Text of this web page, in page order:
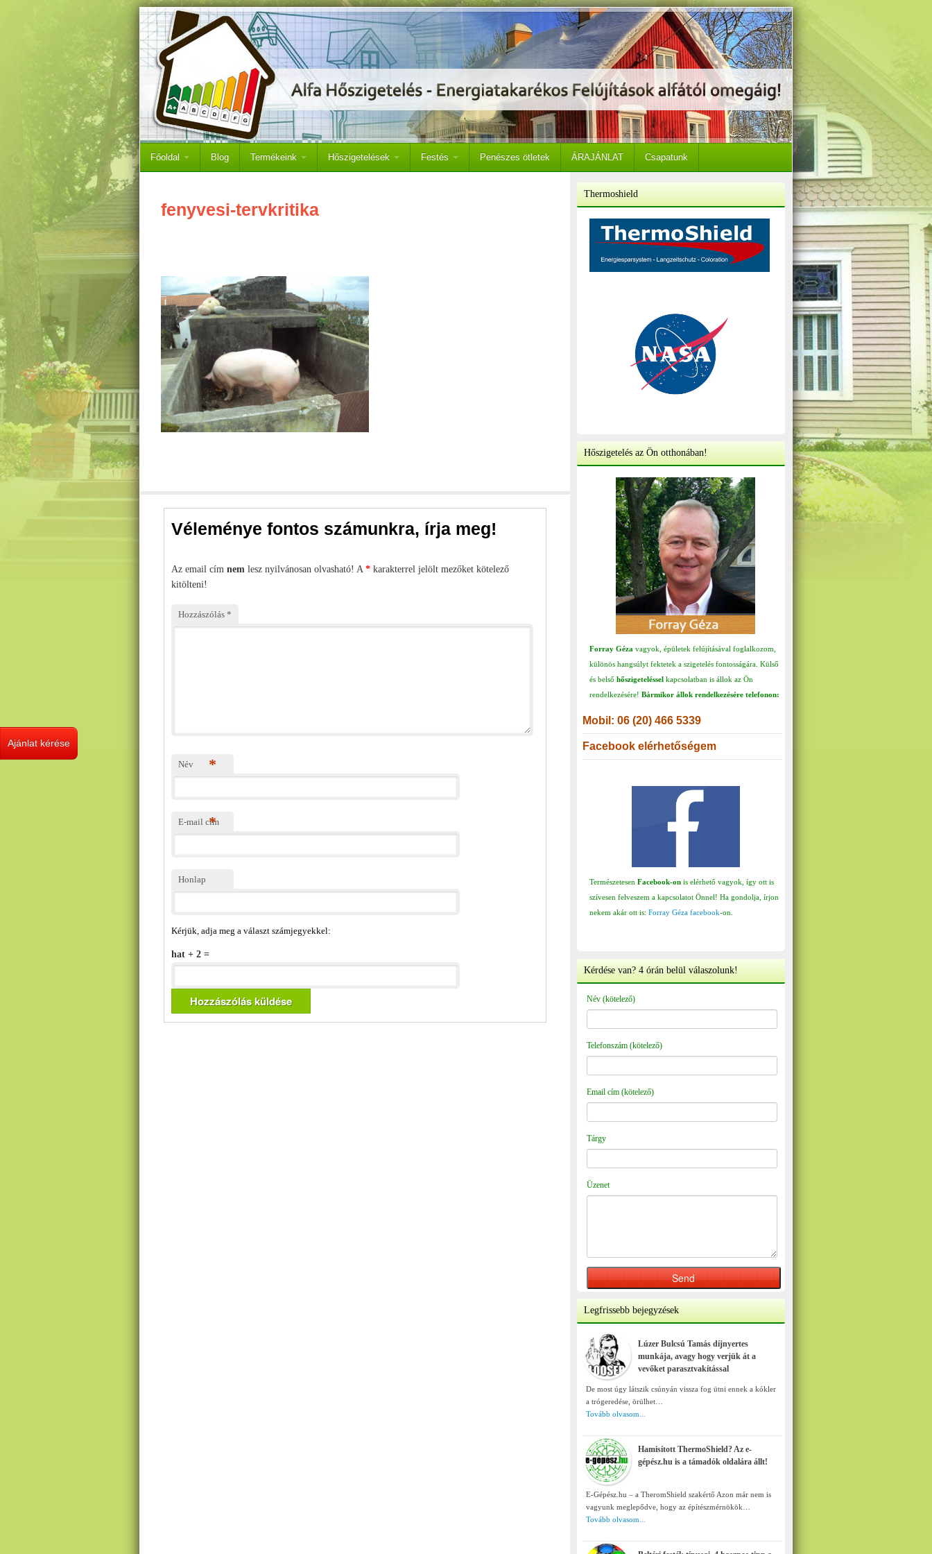
Főoldal Blog Termékeink Hőszigetelések Festés Penészes ötletek ÁRAJÁNLAT Csapatunk
Ajánlat kérése
fenyvesi-tervkritika
Véleménye fontos számunkra, írja meg!
Az email cím nemlesz nyilvánosan olvasható! A *karakterrel jelölt mezőket kötelező
kitölteni!
Hozzászólás *
Név *
E-mail cím
*
Honlap
Kérjük, adja meg a választ számjegyekkel:
hat + 2 =
Thermoshield
Hőszigetelés az Ön otthonában!
Forray Géza vagyok, épületek felújításával foglalkozom,
különös hangsúlyt fektetek a szigetelés fontosságára. Külső
és belső hőszigeteléssel kapcsolatban is állok az Ön
rendelkezésére! Bármikor állok rendelkezésére telefonon:
Mobil: 06 (20) 466 5339
Facebook elérhetőségem
Természetesen Facebook-onis elérhető vagyok, így ott is
szívesen felveszem a kapcsolatot Önnel! Ha gondolja, írjon
nekem akár ott is: Forray Géza facebook-on.
Kérdése van? 4 órán belül válaszolunk!
Név (kötelező)
Telefonszám (kötelező)
Email cím (kötelező)
Tárgy
Üzenet
Legfrissebb bejegyzések
Lúzer Bulcsú Tamás díjnyertes
munkája, avagy hogy verjük át a
vevőket parasztvakítással
De most úgy látszik csúnyán vissza fog ütni ennek a kókler
a trógeredése, örülhet…
Tovább olvasom...
Hamisított ThermoShield? Az e-
gépész.hu is a támadók oldalára állt!
E-Gépész.hu – a TheromShield szakértő Azon már nem is
vagyunk meglepődve, hogy az építészmérnökök…
Tovább olvasom...